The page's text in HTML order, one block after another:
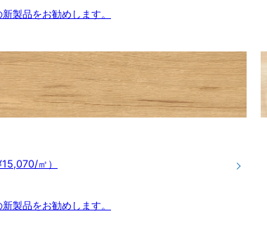
製品をお勧めします。
㎡）
製品をお勧めします。